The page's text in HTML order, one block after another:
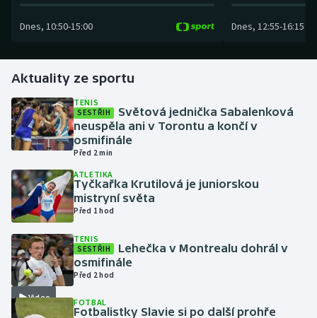
Futsal
Golf
Gymnastika
Házená
Judo
Krasobruslení
Lezení
Lyže a snowboard
Dnes, 10:50-15:00 Dnes, 12:55-16:15
Aktuality ze sportu
TENIS
SESTŘIH
Světová jednička Sabalenková
neuspěla ani v Torontu a končí v
osmifinále
Před 2 min
ATLETIKA
Tyčkařka Krutilová je juniorskou
mistryní světa
Před 1 hod
Video
TENIS
SESTŘIH
Lehečka v Montrealu dohrál v
osmifinále
Před 2 hod
FOTBAL
Fotbalistky Slavie si po další prohře